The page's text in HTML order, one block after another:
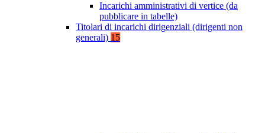
Incarichi amministrativi di vertice (da
pubblicare in tabelle)
Titolari di incarichi dirigenziali (dirigenti non
generali) 15